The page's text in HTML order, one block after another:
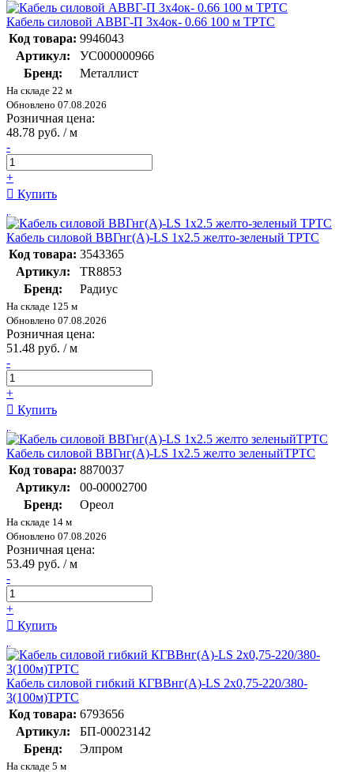
Кабель силовой АВВГ-П 3х4ок- 0.66 100 м ТРТС
Код товара: 9946043
Артикул:
УС000000966
Бренд:
Металлист
На складе 22 м
Обновлено 07.08.2026
Розничная цена:
48.78 руб. / м
-
+
Купить
Кабель силовой ВВГнг(А)-LS 1х2.5 желто-зеленый ТРТС
Код товара: 3543365
Артикул:
TR8853
Бренд:
Радиус
На складе 125 м
Обновлено 07.08.2026
Розничная цена:
51.48 руб. / м
-
+
Купить
Кабель силовой ВВГнг(А)-LS 1х2.5 желто зеленыйТРТС
Код товара: 8870037
Артикул:
00-00002700
Бренд:
Ореол
На складе 14 м
Обновлено 07.08.2026
Розничная цена:
53.49 руб. / м
-
+
Купить
Кабель силовой гибкий КГВВнг(А)-LS 2х0,75-220/380-
3(100м)ТРТС
Код товара: 6793656
Артикул:
БП-00023142
Бренд:
Элпром
На складе 5 м